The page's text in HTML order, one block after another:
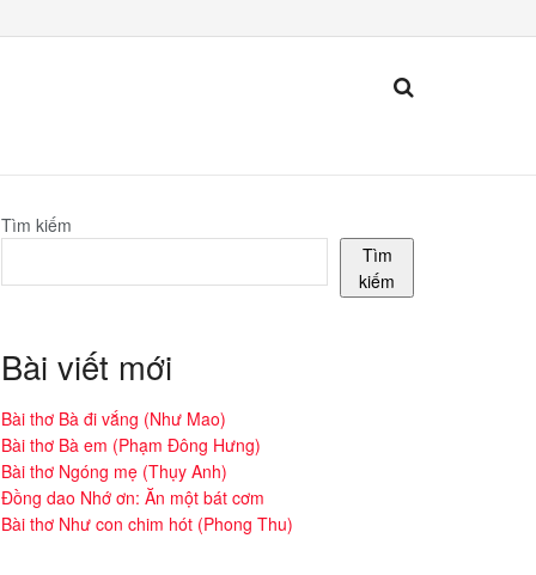
Tìm kiếm
Tìm
kiếm
Bài viết mới
Bài thơ Bà đi vắng (Như Mao)
Bài thơ Bà em (Phạm Đông Hưng)
Bài thơ Ngóng mẹ (Thụy Anh)
Đồng dao Nhớ ơn: Ăn một bát cơm
Bài thơ Như con chim hót (Phong Thu)